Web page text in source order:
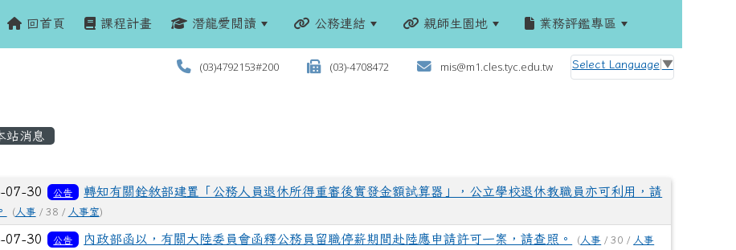
回首頁 課程計畫 潛龍愛閱讀 公務連結 親師生園地 業務評鑑專區
(03)4792153#200 (03)-4708472 mis@m1.cles.tyc.edu.tw Select Language ▼
站消息
列表
07-30 公告
轉知有關銓敘部建置「公務人員退休所得重審後實發金額試算器」，公立學校退休教職員亦可利用，請
(人事 / 38 / 人事室)
07-30 公告 內政部函以，有關大陸委員會函釋公務員留職停薪期間赴陸應申請許可一案，請查照。 ( 人事 / 30 / 人事